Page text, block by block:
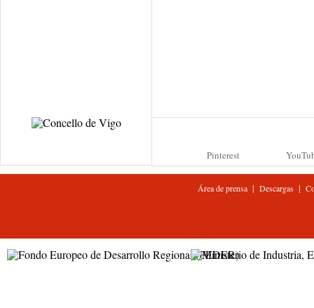
Pinterest
Área de prensa| Descargas|